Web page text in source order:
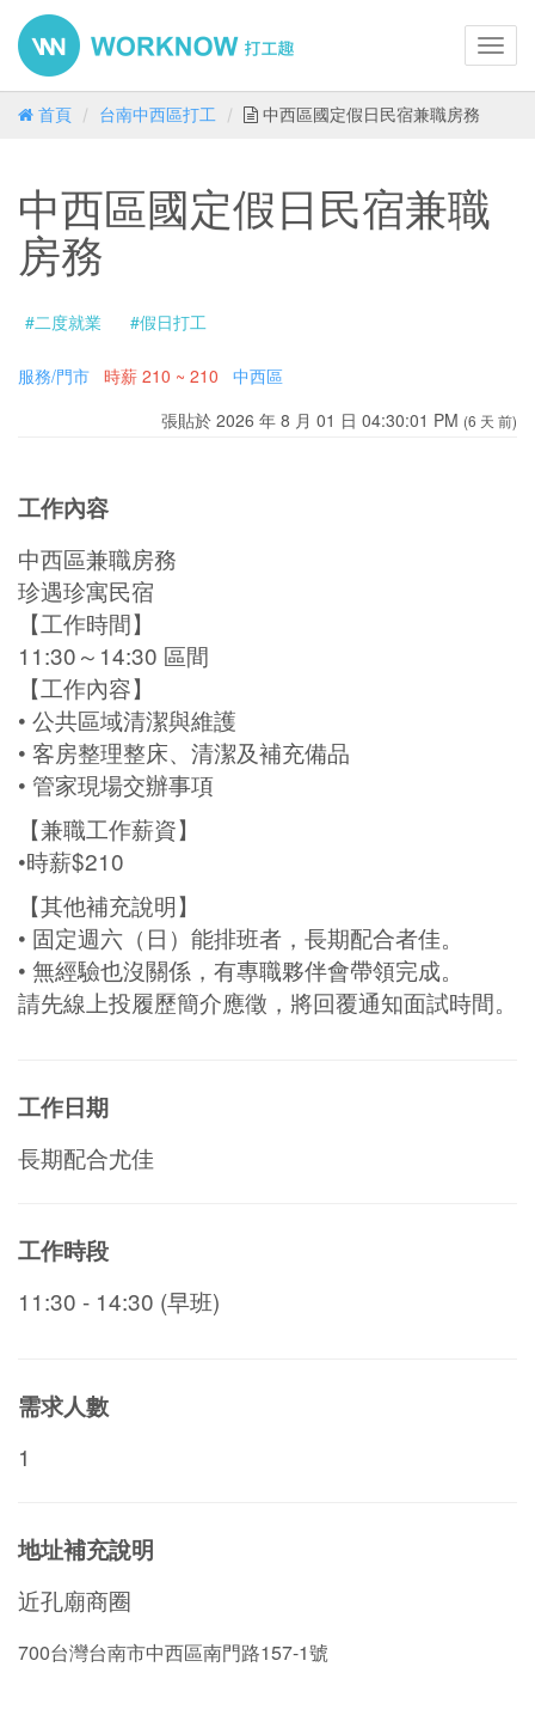
首頁 台南中西區打工 中西區國定假日民宿兼職房務
中西區國定假日民宿兼職
房務
#二度就業 #假日打工
服務/門市 時薪 210 ~ 210
中西區
張貼於 2026 年 8 月 01 日 04:30:01 PM (6 天 前)
工作內容
中西區兼職房務
珍遇珍寓民宿
【工作時間】
11:30～14:30 區間
【工作內容】
• 公共區域清潔與維護
• 客房整理整床、清潔及補充備品
• 管家現場交辦事項
【兼職工作薪資】
•時薪$210
【其他補充說明】
• 固定週六（日）能排班者，長期配合者佳。
• 無經驗也沒關係，有專職夥伴會帶領完成。
請先線上投履歷簡介應徵，將回覆通知面試時間。
工作日期
長期配合尤佳
工作時段
11:30 - 14:30 (早班)
需求人數
1
地址補充說明
近孔廟商圈
700台灣台南市中西區南門路157-1號